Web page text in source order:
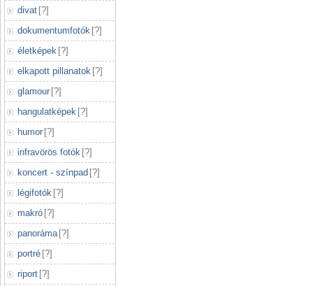
divat [?]
dokumentumfotók [?]
életképek [?]
elkapott pillanatok [?]
glamour [?]
hangulatképek [?]
humor [?]
infravörös fotók [?]
koncert - színpad [?]
légifotók [?]
makró [?]
panoráma [?]
portré [?]
riport [?]